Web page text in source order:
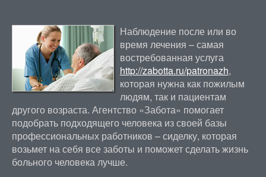
Наблюдение после или во
время лечения – самая
востребованная услуга
http://zabotta.ru/patronazh,
которая нужна как пожилым
людям, так и пациентам
другого возраста. Агентство «Забота» помогает
подобрать подходящего человека из своей базы
профессиональных работников – сиделку, которая
возьмет на себя все заботы и поможет сделать жизнь
больного человека лучше.